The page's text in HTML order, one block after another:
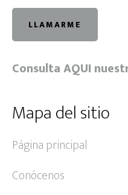
Consulta AQUI
Mapa del sitio
Página principal
Conócenos